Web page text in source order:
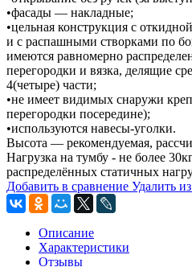
•фасады — накладные;
•цельная конструкция с
и с распашными створками по
имеются равномерно
перегородки и вязка, делящие
4(четыре) части;
•не имеет видимых снаружи
перегородки посередине);
•используются навесы-уголки.
Высота — рекомендуемая,
Нагрузка на тумбу - не более
распределённых статичных
Добавить в сравнение Удалить
Описание
Характеристики
Отзывы